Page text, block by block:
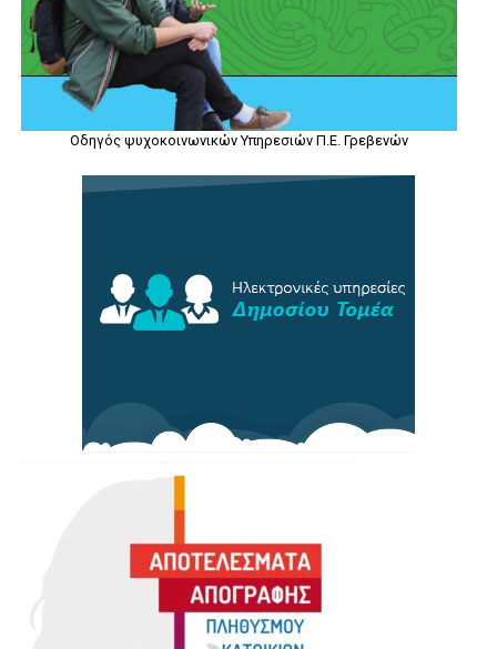
Οδηγός ψυχοκοινωνικών Υπηρεσιών Π.Ε. Γρεβενών